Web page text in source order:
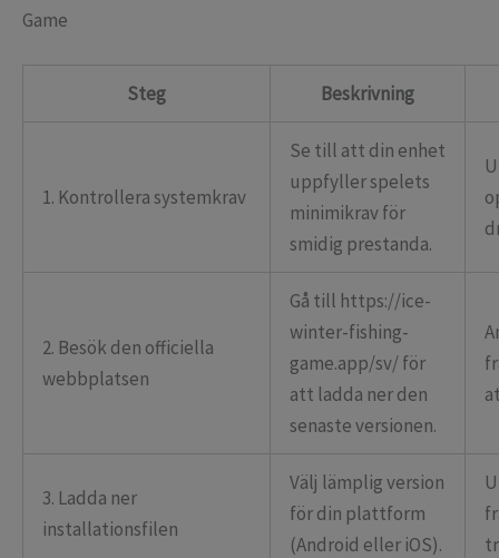
Game
Steg Beskrivning
1. Kontrollera systemkrav
Se till att din enhet
uppfyller spelets
minimikrav för
smidig prestanda.
2. Besök den officiella
webbplatsen
Gå till https://ice-
winter-fishing-
game.app/sv/ för
att ladda ner den
senaste versionen.
3. Ladda ner
installationsfilen
Välj lämplig version
för din plattform
(Android eller iOS).